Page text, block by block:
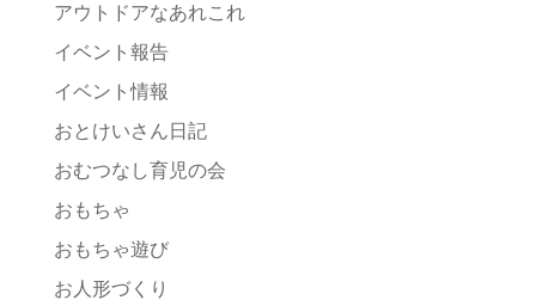
アウトドアなあれこれ
イベント報告
イベント情報
おとけいさん日記
おむつなし育児の会
おもちゃ
おもちゃ遊び
お人形づくり